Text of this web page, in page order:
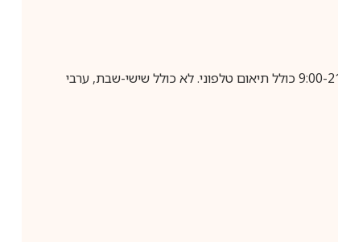
בביצוע הזמנה עד השעה 10:00 בימים א-ה, קבלת המשלוח תבוצע עד חמישה ימי עסקים מיום שלאחר ביצוע ההזמנה, בין השעות 9:00-21:00 כולל תיאום טלפוני. לא כולל שישי-שבת, ערבי